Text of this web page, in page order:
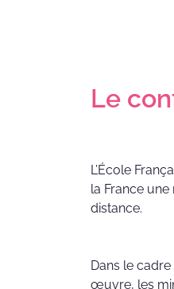
Le
L’École
la France
distance.
Dans le
œuvre, les